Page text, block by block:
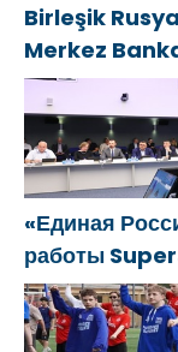
Birleşik
Merkez
SuperJob,
istihdamı
platformu
«Единая
работы